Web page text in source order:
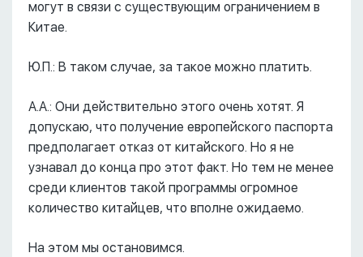
могут в связи с существующим ограничением в
Китае.
Ю.П.: В таком случае, за такое можно платить.
А.А.: Они действительно этого очень хотят. Я
допускаю, что получение европейского паспорта
предполагает отказ от китайского. Но я не
узнавал до конца про этот факт. Но тем не менее
среди клиентов такой программы огромное
количество китайцев, что вполне ожидаемо.
На этом мы остановимся.